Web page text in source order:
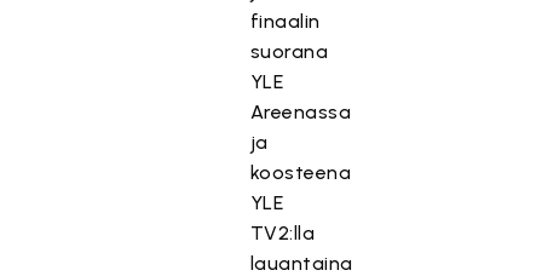
finaalin
suorana
YLE
Areenassa
ja
koosteena
YLE
TV2:lla
lauantaina